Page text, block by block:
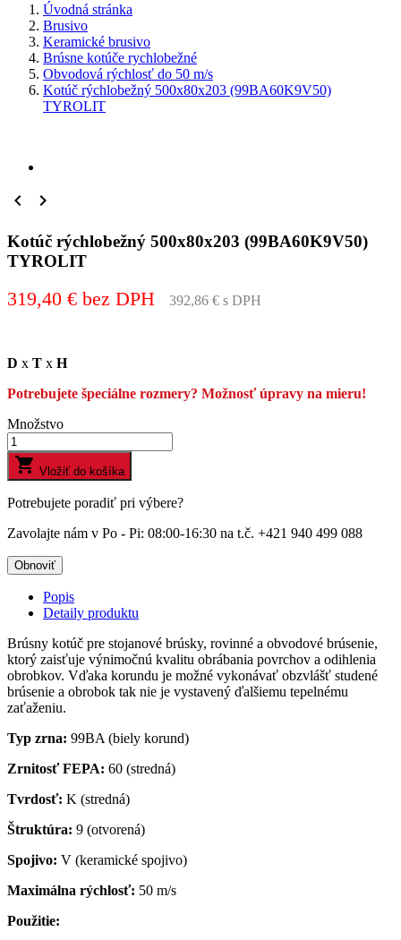
Úvodná stránka
Brusivo
Keramické brusivo
Brúsne kotúče rychlobežné
Obvodová rýchlosť do 50 m/s
Kotúč rýchlobežný 500x80x203 (99BA60K9V50)
TYROLIT
 
Kotúč rýchlobežný 500x80x203 (99BA60K9V50)
TYROLIT
319,40 € bez DPH 392,86 € s DPH
D x T x H
Potrebujete špeciálne rozmery? Možnosť úpravy na mieru!
Množstvo
 Vložiť do košíka
Potrebujete poradiť pri výbere?
Zavolajte nám v Po - Pi: 08:00-16:30 na t.č. +421 940 499 088
Popis
Detaily produktu
Brúsny kotúč pre stojanové brúsky, rovinné a obvodové brúsenie,
ktorý zaisťuje výnimočnú kvalitu obrábania povrchov a odihlenia
obrobkov. Vďaka korundu je možné vykonávať obzvlášť studené
brúsenie a obrobok tak nie je vystavený ďalšiemu tepelnému
zaťaženiu.
Typ zrna: 99BA (biely korund)
Zrnitosť FEPA: 60 (stredná)
Tvrdosť: K (stredná)
Štruktúra: 9 (otvorená)
Spojivo: V (keramické spojivo)
Maximálna rýchlosť: 50 m/s
Použitie: